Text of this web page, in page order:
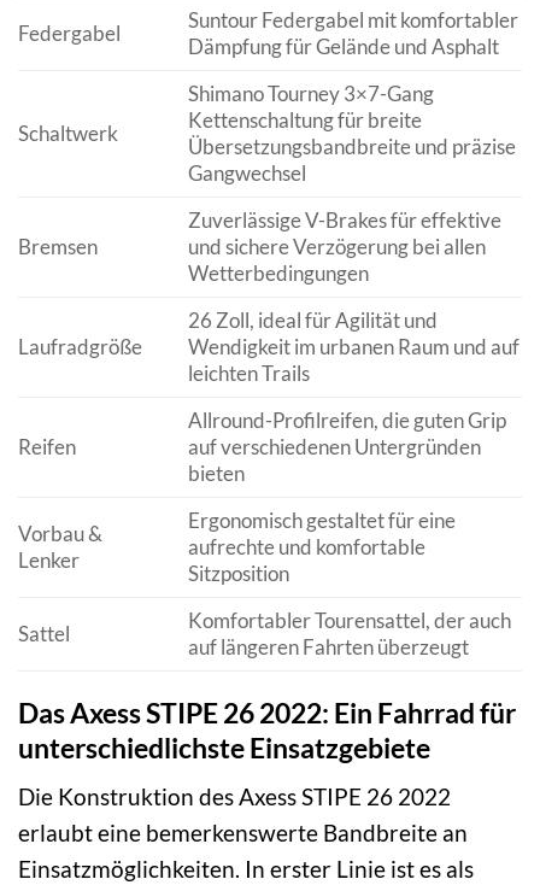
Federgabel
Suntour Federgabel mit komfortabler
Dämpfung für Gelände und Asphalt
Schaltwerk
Shimano Tourney 3×7-Gang
Kettenschaltung für breite
Übersetzungsbandbreite und präzise
Gangwechsel
Bremsen
Zuverlässige V-Brakes für effektive
und sichere Verzögerung bei allen
Wetterbedingungen
Laufradgröße
26 Zoll, ideal für Agilität und
Wendigkeit im urbanen Raum und auf
leichten Trails
Reifen
Allround-Profilreifen, die guten Grip
auf verschiedenen Untergründen
bieten
Vorbau &
Lenker
Ergonomisch gestaltet für eine
aufrechte und komfortable
Sitzposition
Sattel
Komfortabler Tourensattel, der auch
auf längeren Fahrten überzeugt
Das Axess STIPE 26 2022: Ein Fahrrad für
unterschiedlichste Einsatzgebiete
Die Konstruktion des Axess STIPE 26 2022
erlaubt eine bemerkenswerte Bandbreite an
Einsatzmöglichkeiten. In erster Linie ist es als